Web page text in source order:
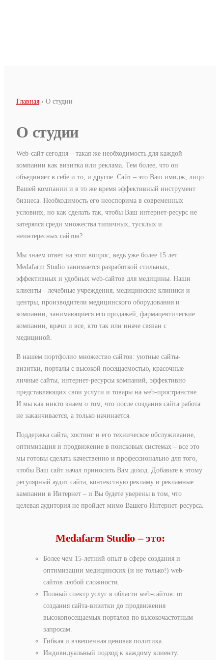
Вы здесь
Главная › О студии
О студии
Web-сайт сегодня – такая же необходимость для каждой
компании как визитка или реклама. Тем более, что он
объединяет в себе и то, и другое. Сайт – это Ваш имидж, лицо
Вашей компании и в то же время эффективный инструмент
бизнеса. Необходимость его неоспорима в современных
условиях, но как сделать так, чтобы Ваш интернет-ресурс не
затерялся среди множества типичных, тусклых и
неинтересных сайтов?
Мы знаем ответ на этот вопрос, ведь уже более 15 лет
Medafarm Studio занимается разработкой стильных,
эффективных и удобных web-сайтов для медицины. Наши
клиенты - лечебные учреждения, медицинские клиники и
центры, производители медицинского оборудования и
компании, занимающиеся его продажей; фармацевтические
компании, врачи и все, кто так или иначе связан с
медициной.
В нашем портфолио множество сайтов: уютные сайты-
визитки, порталы с высокой посещаемостью, красочные
личные сайты, интернет-ресурсы компаний, эффективно
представляющих свои услуги и товары на web-пространстве.
И мы как никто знаем о том, что после создания сайта работа
не заканчивается, а только начинается.
Поддержка сайта, хостинг и его техническое обслуживание,
оптимизация и продвижение в поисковых системах – все это
мы готовы сделать качественно и профессионально для того,
чтобы Ваш сайт начал приносить Вам доход. Добавьте к этому
регулярный аудит сайта, контекстную рекламу и рекламные
кампании в Интернет – и Вы будете уверены в том, что
целевая аудитория не пройдет мимо Вашего Интернет-ресурса.
Medafarm Studio – это:
Более чем 15-летний опыт в сфере создания и
оптимизации медицинских (и не только!) web-
сайтов любой сложности.
Полный спектр услуг в области web-сайтов: от
создания сайта-визитки до продвижения
высокопосещаемых порталов по высокочастотным
запросам.
Гибкая и взвешенная ценовая политика.
Индивидуальный подход к каждому клиенту.